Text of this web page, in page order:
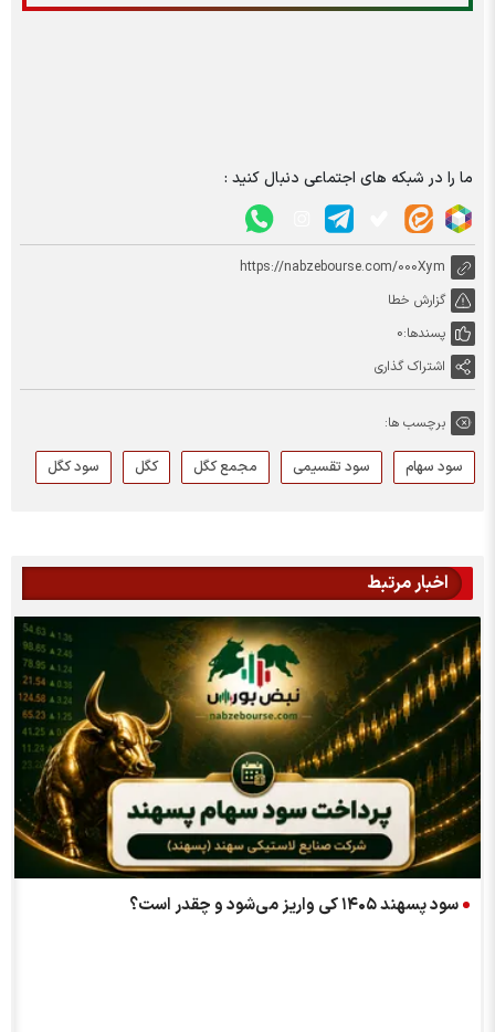
ما را در شبکه های اجتماعی دنبال کنید :
https://nabzebourse.com/000Xym
گزارش خطا
پسندها:0
اشتراک گذاری
برچسب ها:
سود سهام سود تقسیمی مجمع کگل کگل سود کگل
اخبار مرتبط
سود پسهند ۱۴۰۵ کی واریز می‌شود و چقدر است؟